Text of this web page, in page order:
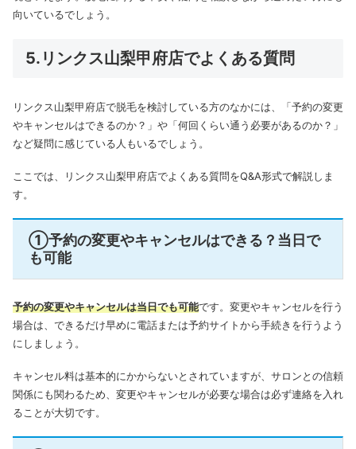
向いているでしょう。
5.リンクス山梨甲府店でよくある質問
リンクス山梨甲府店で脱毛を検討している方のなかには、「予約の変更
やキャンセルはできるのか？」や「何回くらい通う必要があるのか？」
など疑問に感じている人もいるでしょう。
ここでは、リンクス山梨甲府店でよくある質問をQ&A形式で解説しま
す。
①予約の変更やキャンセルはできる？当日で
も可能
予約の変更やキャンセルは当日でも可能です。変更やキャンセルを行う
場合は、できるだけ早めに電話または予約サイトから手続きを行うよう
にしましょう。
キャンセル料は基本的にかからないとされていますが、サロンとの信頼
関係にも関わるため、変更やキャンセルが必要な場合は必ず連絡を入れ
ることが大切です。